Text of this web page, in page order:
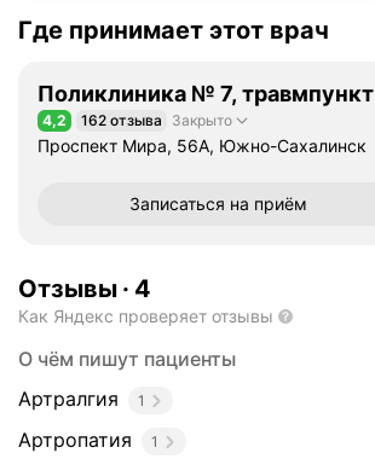
Где принимает этот врач
Поликлиника № 7, травмпункт
Рейтинг 4,2 из 5
4,2 162 отзыва Закрыто
Проспект Мира, 56А, Южно-Сахалинск
Записаться на приём
Отзывы · 4
Как Яндекс проверяет отзывы
О чём пишут пациенты
Артралгия
1
Артропатия 1